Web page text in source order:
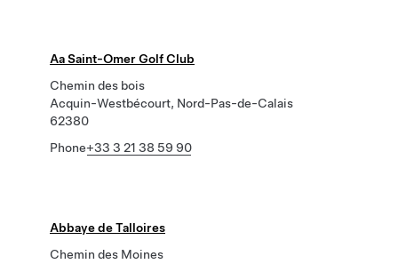
Aa Saint-Omer Golf Club
Chemin des bois
Acquin-Westbécourt, Nord-Pas-de-Calais
62380
Phone+33 3 21 38 59 90
Abbaye de Talloires
Chemin des Moines